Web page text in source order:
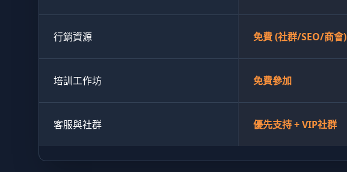
行銷資源 免費 (社群/SEO/商會)
培訓工作坊 免費參加
客服與社群 優先支持 + VIP社群